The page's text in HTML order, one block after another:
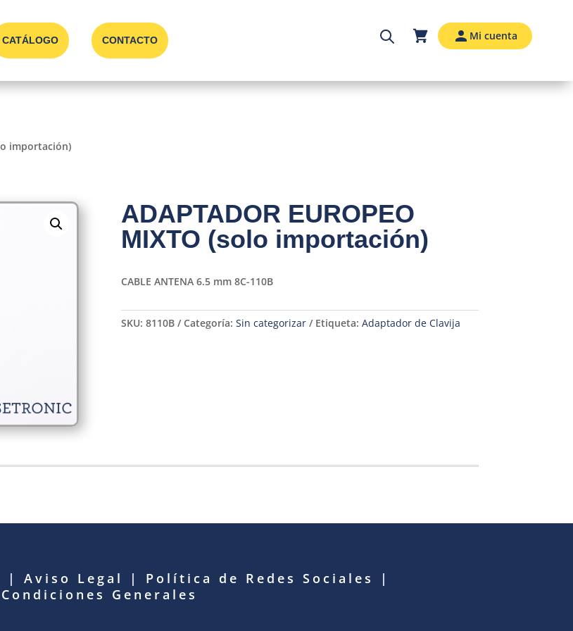
CATÁLOGO CONTACTO Mi cuenta
importación)
ADAPTADOR EUROPEO
MIXTO (solo importación)
CABLE ANTENA 6.5 mm 8C-110B
SKU: 8110B Categoría: Sin categorizar Etiqueta: Adaptador de Clavija
| Aviso Legal | Política de Redes Sociales
|
Condiciones Generales